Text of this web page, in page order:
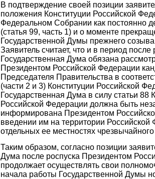
В подтверждение своей позиции
положения Конституции Российской
Федеральном Собрании как постоянно
(статья 99, часть 1) и о моменте
Государственной Думы прежнего созыва
Заявитель считает, что и в период после
Государственная Дума обязана
Президентом Российской Федерации
Председателя Правительства в
(части 2 и 3) Конституции Российской
Государственная Дума в силу статьи 88
Российской Федерации должна быть
информирована Президентом
введении им на территории Российской
отдельных ее местностях
Таким образом, согласно позиции
Дума после роспуска Президентом
продолжает осуществлять свои
начала работы Государственной Думы